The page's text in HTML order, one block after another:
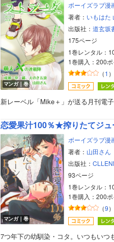
マンガ｜巻
ボーイズラブ漫
著者： いもはた
出版社： 道玄坂
175ページ
1巻レンタル：
1巻購入：200ポ
（1 ）
新レーベル「Mike＋」が送る月刊電
恋愛果汁100％★搾りたてジュ
マンガ｜巻
ボーイズラブ漫
著者： 山田さん
出版社：
93ページ
1巻レンタル：
1巻購入：200ポ
（9）
7つ年下の幼馴染・コタ。いつもい